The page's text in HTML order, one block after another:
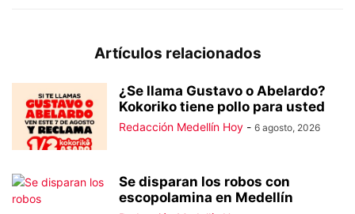
Artículos relacionados
¿Se llama Gustavo o Abelardo?
Kokoriko tiene pollo para usted
Redacción Medellín Hoy - 6 agosto, 2026
Se disparan los robos con
escopolamina en Medellín